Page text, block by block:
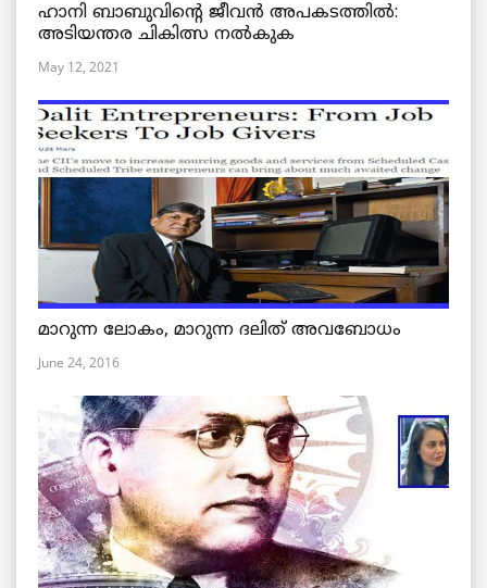
ഹാനി ബാബുവിന്റെ ജീവൻ അപകടത്തിൽ:
അടിയന്തര ചികിത്സ നൽകുക
May 12, 2021
മാറുന്ന ലോകം, മാറുന്ന ദലിത് അവബോധം
June 24, 2016